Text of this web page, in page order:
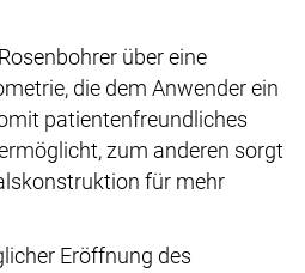
über eine
die dem Anwender ein
patientenfreundliches
zum anderen sorgt
für mehr
Eröffnung des